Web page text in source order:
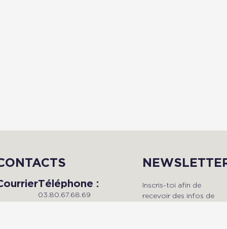
Téléphone :
03.80.67.68.69
Inscris-toi afin de
recevoir des infos de